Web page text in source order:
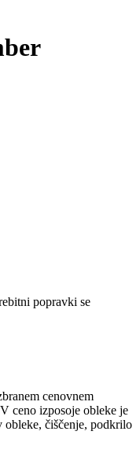
popravki se
cenovnem
ceno izposoje obleke je
čiščenje, podkrilo